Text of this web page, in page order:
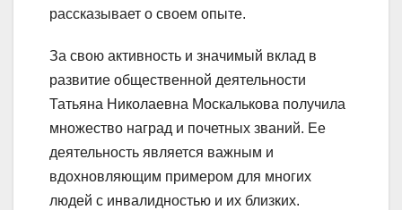
рассказывает о своем опыте.
За свою активность и значимый вклад в
развитие общественной деятельности
Татьяна Николаевна Москалькова получила
множество наград и почетных званий. Ее
деятельность является важным и
вдохновляющим примером для многих
людей с инвалидностью и их близких.